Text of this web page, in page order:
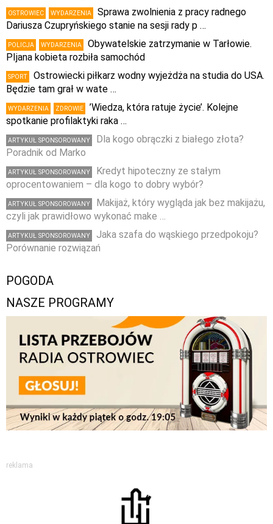
OSTROWIEC WYDARZENIA
Sprawa zwolnienia z pracy radnego
Dariusza Czupryńskiego stanie na sesji rady p …
POLICJA WYDARZENIA
Obywatelskie zatrzymanie w Tarłowie.
PIjana kobieta rozbiła samochód
SPORT
Ostrowiecki piłkarz wodny wyjeżdża na studia do USA.
Będzie tam grał w wate …
WYDARZENIA ZDROWIE
’Wiedza, która ratuje życie’. Kolejne
spotkanie profilaktyki raka …
ARTYKUŁ SPONSOROWANY
Dla kogo obrączki z białego złota?
Poradnik od Marko
ARTYKUŁ SPONSOROWANY
Kredyt hipoteczny ze stałym
oprocentowaniem – dla kogo to dobry wybór?
ARTYKUŁ SPONSOROWANY
Makijaż, który wygląda jak bez makijażu,
czyli jak prawidłowo wykonać make …
ARTYKUŁ SPONSOROWANY
Jaka szafa do wąskiego przedpokoju?
Porównanie rozwiązań
POGODA
NASZE PROGRAMY
reklama